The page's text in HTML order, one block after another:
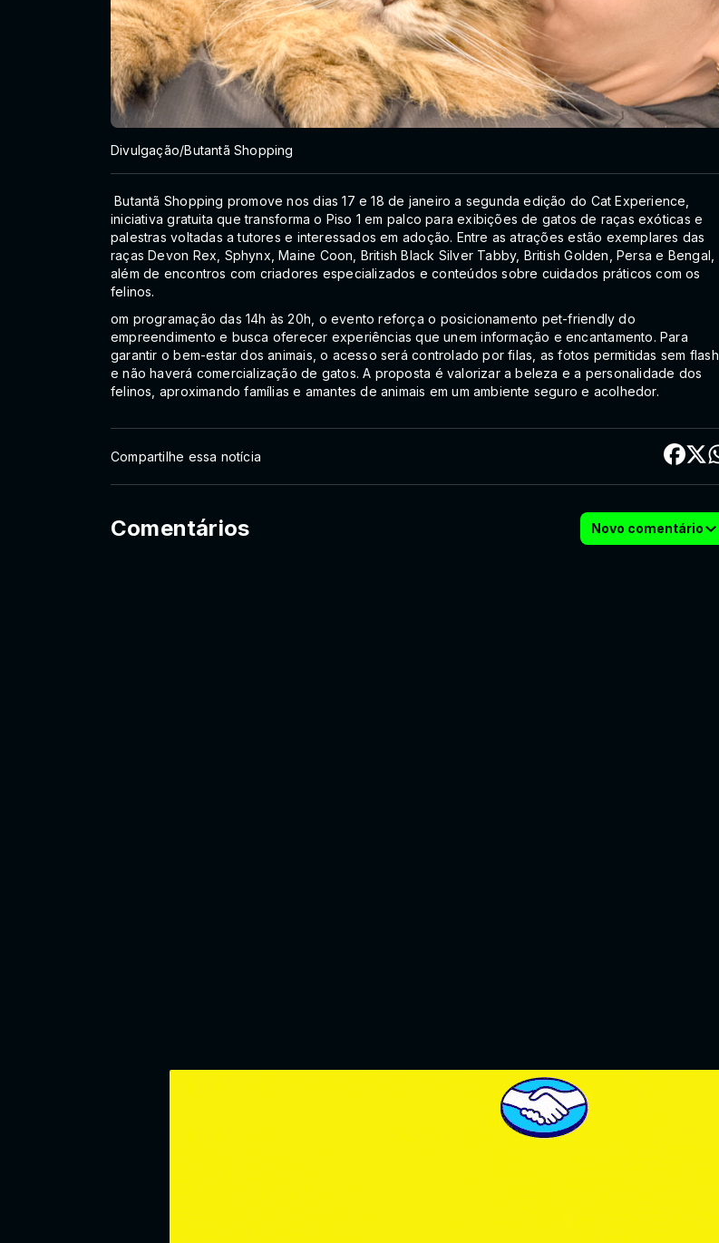
Divulgação/Butantã Shopping
Butantã Shopping promove nos dias 17 e 18 de janeiro a segunda edição do Cat Experience,
iniciativa gratuita que transforma o Piso 1 em palco para exibições de gatos de raças exóticas e
palestras voltadas a tutores e interessados em adoção. Entre as atrações estão exemplares das
raças Devon Rex, Sphynx, Maine Coon, British Black Silver Tabby, British Golden, Persa e Bengal,
além de encontros com criadores especializados e conteúdos sobre cuidados práticos com os
felinos.
om programação das 14h às 20h, o evento reforça o posicionamento pet-friendly do
empreendimento e busca oferecer experiências que unem informação e encantamento. Para
garantir o bem-estar dos animais, o acesso será controlado por filas, as fotos permitidas sem flash
e não haverá comercialização de gatos. A proposta é valorizar a beleza e a personalidade dos
felinos, aproximando famílias e amantes de animais em um ambiente seguro e acolhedor.
Compartilhe essa notícia
Comentários Novo comentário